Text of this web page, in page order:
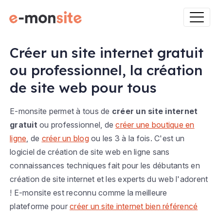
Créer un site internet gratuit
ou professionnel, la création
de site web pour tous
E-monsite permet à tous de créer un site internet
gratuit ou professionnel, decréer une boutique en
ligne , de créer un blogou les 3 à la fois. C'est un
logiciel de création de site web en ligne sans
connaissances techniques fait pour les débutants en
création de site internet et les experts du web l'adorent
! E-monsite est reconnu comme la meilleure
plateforme pour créer un site internet bien référencé